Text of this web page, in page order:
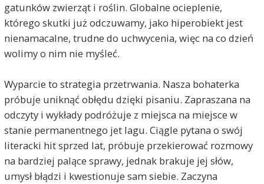
gatunków zwierząt i roślin. Globalne ocieplenie,
którego skutki już odczuwamy, jako hiperobiekt jest
nienamacalne, trudne do uchwycenia, więc na co dzień
wolimy o nim nie myśleć.
Wyparcie to strategia przetrwania. Nasza bohaterka
próbuje uniknąć obłędu dzięki pisaniu. Zapraszana na
odczyty i wykłady podróżuje z miejsca na miejsce w
stanie permanentnego jet lagu. Ciągle pytana o swój
literacki hit sprzed lat, próbuje przekierować rozmowy
na bardziej palące sprawy, jednak brakuje jej słów,
umysł błądzi i kwestionuje sam siebie. Zaczyna